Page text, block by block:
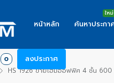
หน้าหลัก ค้นหาประกา
0 ลงประกาศ
HS 1926 ขายโฮมออฟฟิศ 4 ชั้น 600